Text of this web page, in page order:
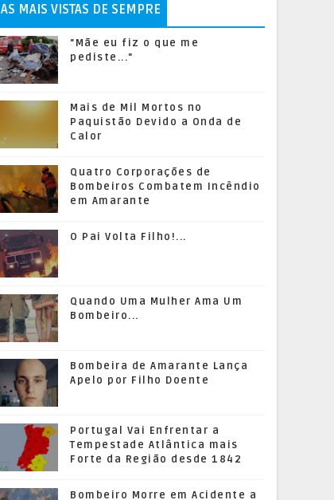
AS MAIS VISTAS DE SEMPRE
"Mãe eu fiz o que me
pediste..."
Mais de Mil Mortos no
Paquistão Devido a Onda de
Calor
Quatro Corporações de
Bombeiros Combatem Incêndio
em Amarante
O Pai Volta Filho!...
Quando Uma Mulher Ama Um
Bombeiro...
Bombeira de Amarante Lança
Apelo por Filho Doente
Portugal Vai Enfrentar a
Tempestade Atlântica mais
Forte da Região desde 1842
Bombeiro Morre em Acidente a